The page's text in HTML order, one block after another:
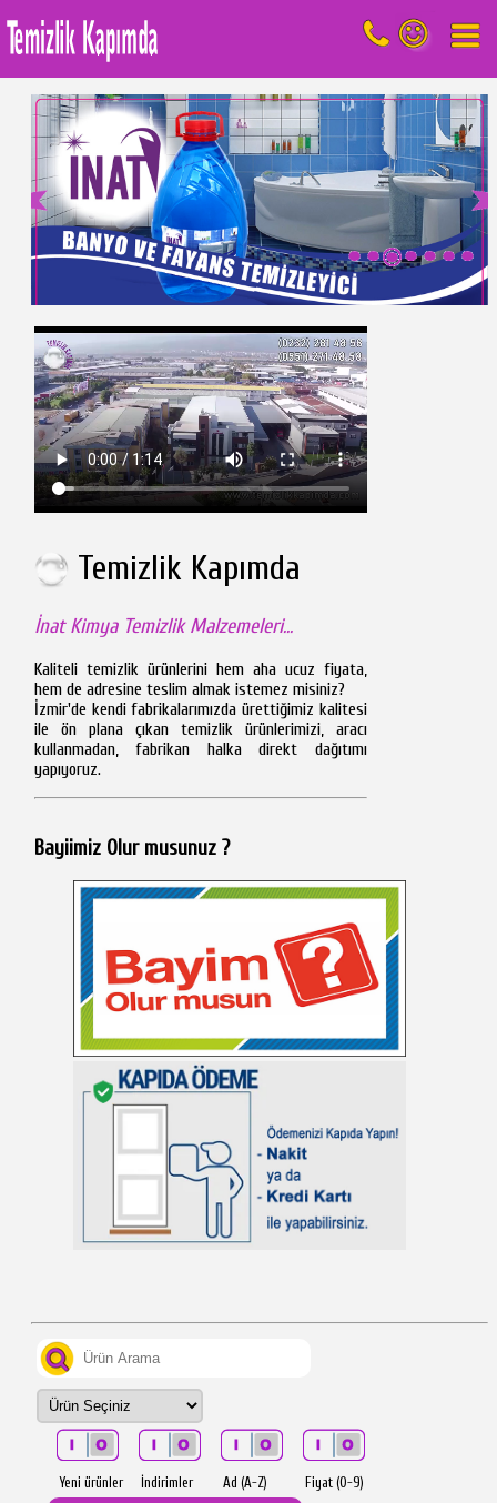
Temizlik Kapımda
İnat Kimya Temizlik Malzemeleri...
Kaliteli temizlik ürünlerini hem aha ucuz fiyata,
hem de adresine teslim almak istemez misiniz?
İzmir'de kendi fabrikalarımızda ürettiğimiz kalitesi
ile ön plana çıkan temizlik ürünlerimizi, aracı
kullanmadan, fabrikan halka direkt dağıtımı
yapıyoruz.
Bayiimiz Olur musunuz ?
Yeni ürünler İndirimler Ad (A-Z) Fiyat (0-9)